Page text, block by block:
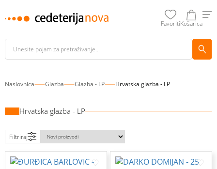
FavoritiKošarica
Naslovnica Glazba Glazba - LP Hrvatska glazba - LP
Hrvatska glazba - LP
Filtriraj